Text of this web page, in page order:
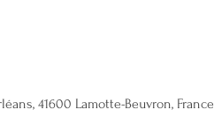
41600 Lamotte-Beuvron, France